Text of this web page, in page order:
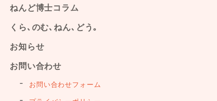
ねんど博士コラム
くら､のむ､ねん､どう｡
お知らせ
お問い合わせ
お問い合わせフォーム